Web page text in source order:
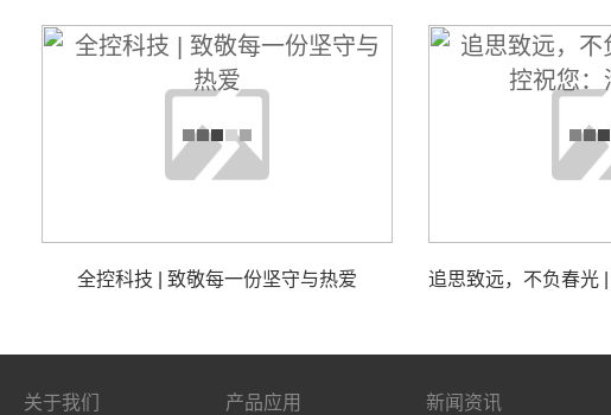
全控科技 | 致敬每一份坚守与热爱
关于我们 产品应用 新闻资讯